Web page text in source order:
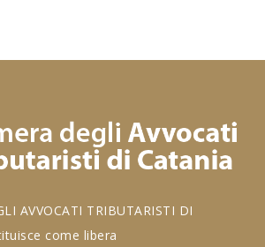
AVVOCATI TRIBUTARISTI DI
come libera